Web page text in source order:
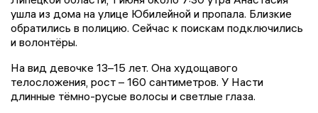
ушла из дома на улице Юбилейной и пропала. Близкие
обратились в полицию. Сейчас к поискам подключились
и волонтёры.
На вид девочке 13–15 лет. Она худощавого
телосложения, рост – 160 сантиметров. У Насти
длинные тёмно-русые волосы и светлые глаза.